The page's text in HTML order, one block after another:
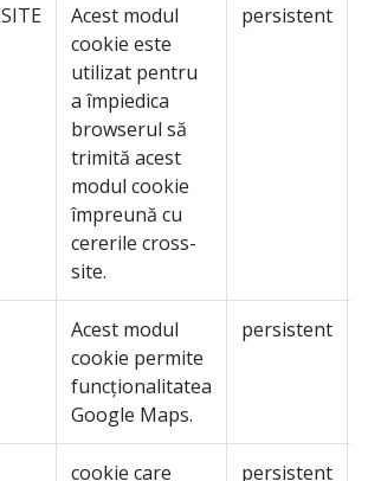
Acest modul
cookie este
utilizat pentru
a împiedica
browserul să
trimită acest
modul cookie
împreună cu
cererile cross-
site.
persistent
Acest modul
cookie permite
funcționalitatea
Google Maps.
persistent
cookie care persistent